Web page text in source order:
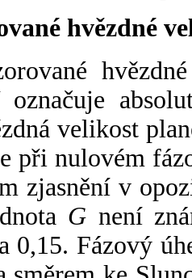
hvězdné
velikost
při nulovém
zjasnění v
G není
0,15. Fázový